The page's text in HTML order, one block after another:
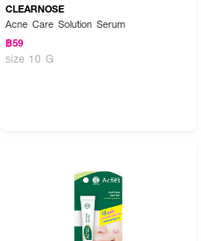
CLEARNOSE
Acne Care Solution Serum
฿59
size 10 G